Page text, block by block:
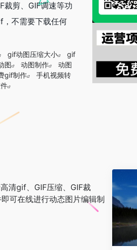
裁剪、GIF调速等功
不需要下载任何
gif动图压缩大小
gif
图 动图制作
动图
gif制作
手机视频转
清gif、GIF压缩、GIF裁
可在线进行动态图片编辑制